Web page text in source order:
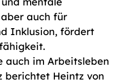
auch für
Inklusion, fördert
auch im Arbeitsleben
berichtet Heintz von